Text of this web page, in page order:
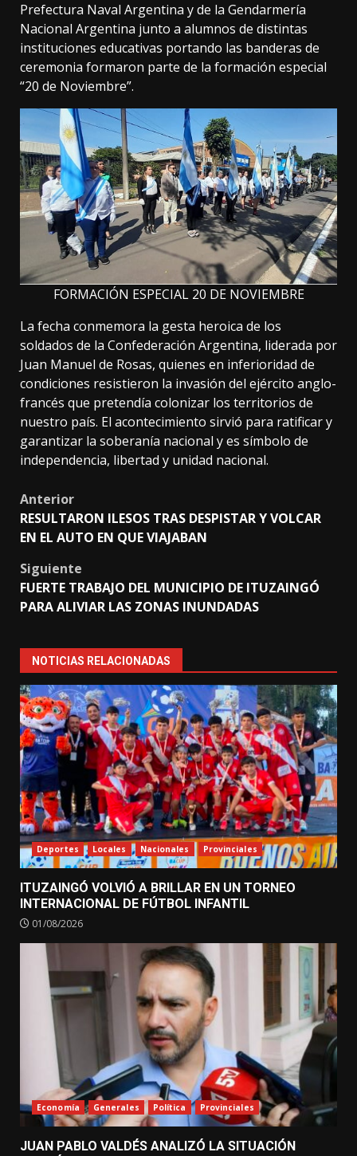
Prefectura Naval Argentina y de la Gendarmería
Nacional Argentina junto a alumnos de distintas
instituciones educativas portando las banderas de
ceremonia formaron parte de la formación especial
“20 de Noviembre”.
FORMACIÓN ESPECIAL 20 DE NOVIEMBRE
La fecha conmemora la gesta heroica de los
soldados de la Confederación Argentina, liderada por
Juan Manuel de Rosas, quienes en inferioridad de
condiciones resistieron la invasión del ejército anglo-
francés que pretendía colonizar los territorios de
nuestro país. El acontecimiento sirvió para ratificar y
garantizar la soberanía nacional y es símbolo de
independencia, libertad y unidad nacional.
Post
navigation
Anterior
RESULTARON ILESOS TRAS DESPISTAR Y VOLCAR
EN EL AUTO EN QUE VIAJABAN
Siguiente
FUERTE TRABAJO DEL MUNICIPIO DE ITUZAINGÓ
PARA ALIVIAR LAS ZONAS INUNDADAS
NOTICIAS RELACIONADAS
Deportes Locales Nacionales Provinciales
ITUZAINGÓ VOLVIÓ A BRILLAR EN UN TORNEO
INTERNACIONAL DE FÚTBOL INFANTIL
01/08/2026
Economía Generales Política Provinciales
JUAN PABLO VALDÉS ANALIZÓ LA SITUACIÓN